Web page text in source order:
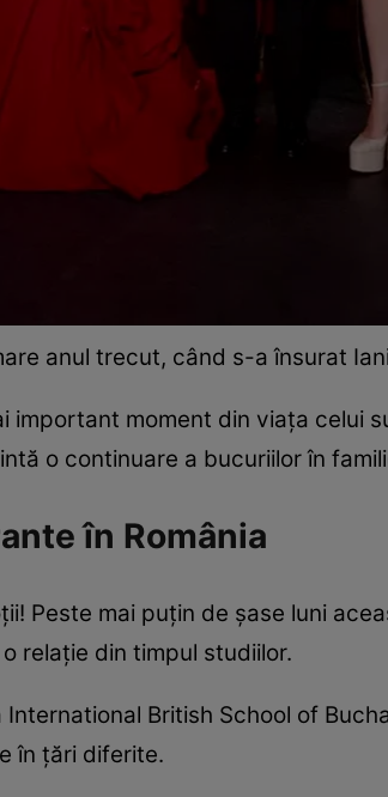
anul trecut, când s-a însurat
moment din viaţa celui
o continuare a bucuriilor în
în România
Peste mai puţin de şase luni
relaţie din timpul studiilor.
British School of
în ţări diferite.